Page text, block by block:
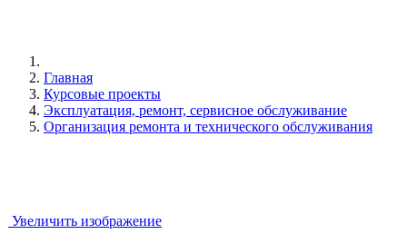
Главная
Курсовые проекты
Эксплуатация, ремонт, сервисное обслуживание
Организация ремонта и технического обслуживания
Увеличить изображение